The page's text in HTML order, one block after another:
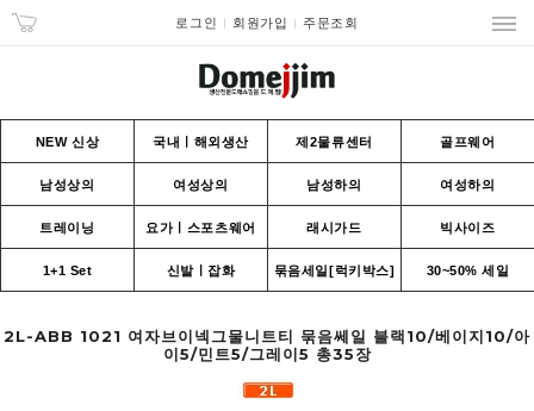
로그인 회원가입 주문조회
NEW 신상 국내ㅣ해외생산 제2물류센터 골프웨어
남성상의 여성상의 남성하의 여성하의
트레이닝 요가ㅣ스포츠웨어 래시가드 빅사이즈
1+1 Set 신발ㅣ잡화 묶음세일[럭키박스] 30~50% 세일
2L-ABB 1021 여자브이넥그물니트티 묶음쎄일 블랙10/베이지10/아
이5/민트5/그레이5 총35장